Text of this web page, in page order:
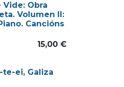
Vide: Obra
Volumen II:
Cancións
15,00€
te-ei, Galiza